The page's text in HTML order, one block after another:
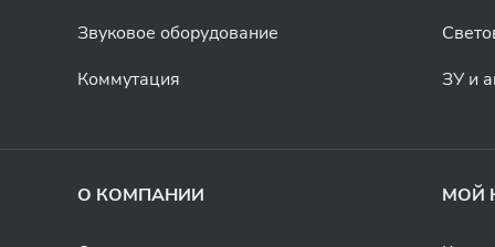
Звуковое оборудование
Коммутация ЗУ и
О КОМПАНИИ МОЙ